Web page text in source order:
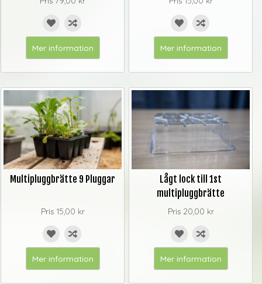
Mer information Mer information
Multipluggbrätte 9 Pluggar
Pris 15,00 kr
Mer information
Lågt lock till 1st
multipluggbrätte
Pris 20,00 kr
Mer information